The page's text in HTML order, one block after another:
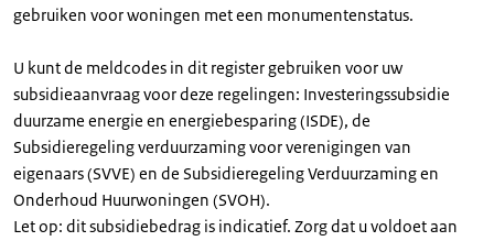
gebruiken voor woningen met een monumentenstatus.
U kunt de meldcodes in dit register gebruiken voor uw
subsidieaanvraag voor deze regelingen: Investeringssubsidie
duurzame energie en energiebesparing (ISDE), de
Subsidieregeling verduurzaming voor verenigingen van
eigenaars (SVVE) en de Subsidieregeling Verduurzaming en
Onderhoud Huurwoningen (SVOH).
Let op: dit subsidiebedrag is indicatief. Zorg dat u voldoet aan